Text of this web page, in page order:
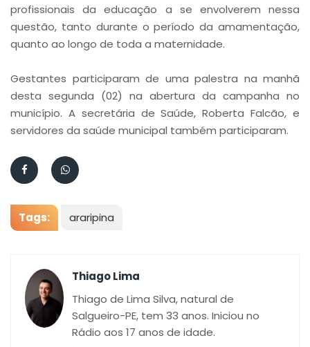
profissionais da educação a se envolverem nessa
questão, tanto durante o período da amamentação,
quanto ao longo de toda a maternidade.
Gestantes participaram de uma palestra na manhã
desta segunda (02) na abertura da campanha no
município. A secretária de Saúde, Roberta Falcão, e
servidores da saúde municipal também participaram.
Tags: araripina
Thiago Lima
Thiago de Lima Silva, natural de
Salgueiro-PE, tem 33 anos. Iniciou no
Rádio aos 17 anos de idade.